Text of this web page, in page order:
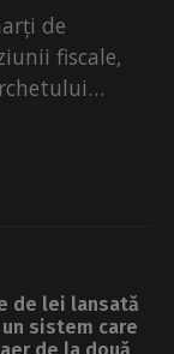
de
fiscale,
într-un
de lei lansată
sistem care